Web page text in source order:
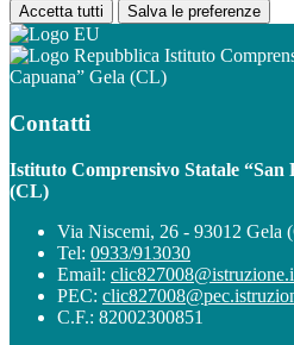
Accetta tutti Salva le preferenze
Istituto
Capuana” Gela (CL)
Contatti
Istituto Comprensivo Statale “San
(CL)
Via Niscemi, 26 - 93012 Gela
Tel: 0933/913030
Email:
PEC:
C.F.: 82002300851